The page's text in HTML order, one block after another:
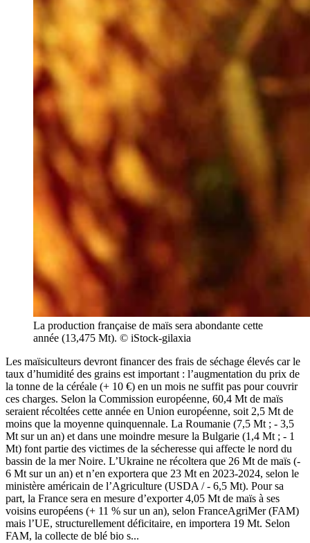
La production française de maïs sera abondante cette
année (13,475 Mt). © iStock-gilaxia
Les maïsiculteurs devront financer des frais de séchage élevés car le
taux d’humidité des grains est important : l’augmentation du prix de
la tonne de la céréale (+ 10 €) en un mois ne suffit pas pour couvrir
ces charges. Selon la Commission européenne, 60,4 Mt de maïs
seraient récoltées cette année en Union européenne, soit 2,5 Mt de
moins que la moyenne quinquennale. La Roumanie (7,5 Mt ; - 3,5
Mt sur un an) et dans une moindre mesure la Bulgarie (1,4 Mt ; - 1
Mt) font partie des victimes de la sécheresse qui affecte le nord du
bassin de la mer Noire. L’Ukraine ne récoltera que 26 Mt de maïs (-
6 Mt sur un an) et n’en exportera que 23 Mt en 2023-2024, selon le
ministère américain de l’Agriculture (USDA / - 6,5 Mt). Pour sa
part, la France sera en mesure d’exporter 4,05 Mt de maïs à ses
voisins européens (+ 11 % sur un an), selon FranceAgriMer (FAM)
mais l’UE, structurellement déficitaire, en importera 19 Mt. Selon
FAM, la collecte de blé bio s...